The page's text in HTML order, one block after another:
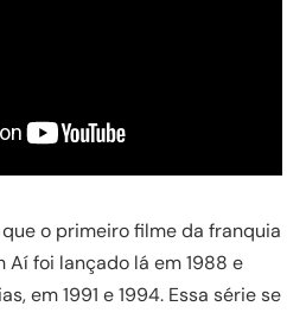
o primeiro filme da franquia
Aí foi lançado lá em 1988 e
em 1991 e 1994. Essa série se